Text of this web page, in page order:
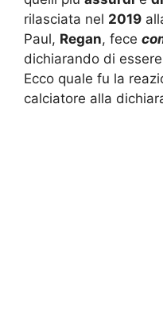
rilasciata nel 2019
Paul, Regan, fece
dichiarando di essere
Ecco quale fu la
calciatore alla